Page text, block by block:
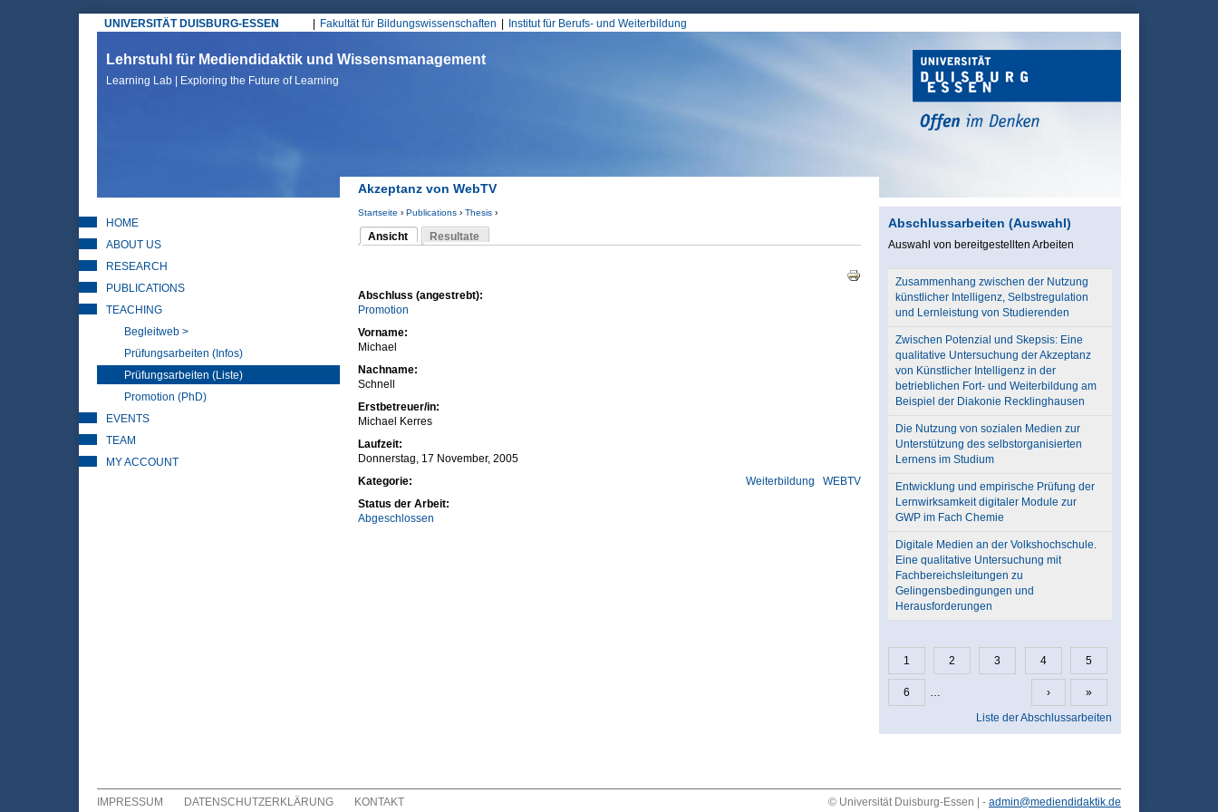
UNIVERSITÄT DUISBURG-ESSEN
Hauptmenü
Fakultät für Bildungswissenschaften Institut für Berufs- und Weiterbildung
Lehrstuhl für Mediendidaktik und Wissensmanagement
Learning Lab | Exploring the Future of Learning
Akzeptanz von WebTV
Sie sind hier
Startseite › Publications› Thesis›
Ansicht
(aktiver Reiter)
Resultate
Abschluss (angestrebt):
Promotion
Vorname:
Michael
Nachname:
Schnell
Erstbetreuer/in:
Michael Kerres
Laufzeit:
Donnerstag, 17 November, 2005
Kategorie:
WEBTV
Weiterbildung
Status der Arbeit:
Abgeschlossen
HOME
ABOUT US
RESEARCH
PUBLICATIONS
TEACHING
Begleitweb >
Prüfungsarbeiten (Infos)
Prüfungsarbeiten (Liste)
Promotion (PhD)
EVENTS
TEAM
MY ACCOUNT
Abschlussarbeiten (Auswahl)
Auswahl von bereitgestellten Arbeiten
Zusammenhang zwischen der Nutzung
künstlicher Intelligenz, Selbstregulation
und Lernleistung von Studierenden
Zwischen Potenzial und Skepsis: Eine
qualitative Untersuchung der Akzeptanz
von Künstlicher Intelligenz in der
betrieblichen Fort- und Weiterbildung am
Beispiel der Diakonie Recklinghausen
Die Nutzung von sozialen Medien zur
Unterstützung des selbstorganisierten
Lernens im Studium
Entwicklung und empirische Prüfung der
Lernwirksamkeit digitaler Module zur
GWP im Fach Chemie
Digitale Medien an der Volkshochschule.
Eine qualitative Untersuchung mit
Fachbereichsleitungen zu
Gelingensbedingungen und
Herausforderungen
Seiten
1 2 3 4 5
6 … ›
»
Liste der Abschlussarbeiten
IMPRESSUM DATENSCHUTZERKLÄRUNG KONTAKT © Universität Duisburg-Essen | - admin@mediendidaktik.de